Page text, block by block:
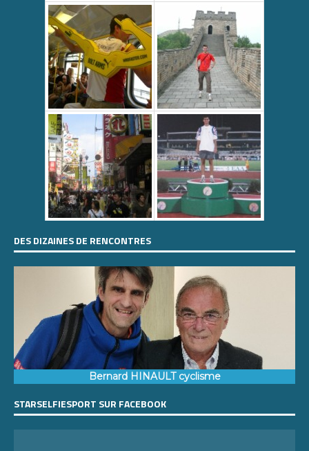
DES DIZAINES DE RENCONTRES
Bernard HINAULT cyclisme
STARSELFIESPORT SUR FACEBOOK